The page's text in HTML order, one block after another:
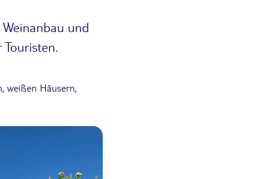
und
weißen Häusern,